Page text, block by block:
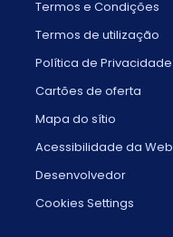
Termos e Condições
Termos de utilização
Política de Privacidade
Cartões de oferta
Mapa do sítio
Acessibilidade da Web
Desenvolvedor
Cookies Settings